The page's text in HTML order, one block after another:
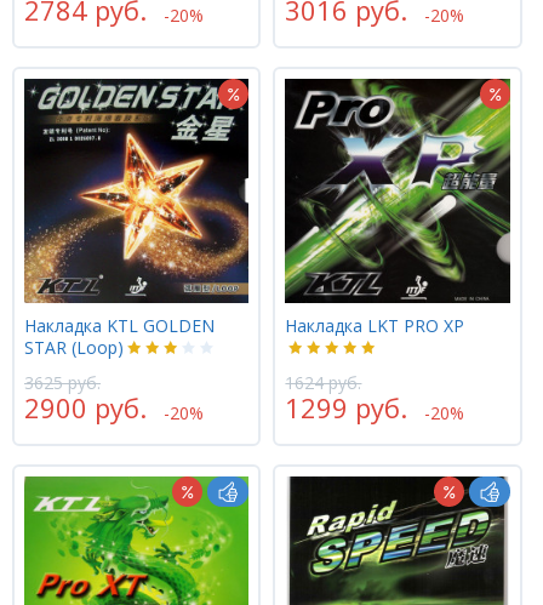
2784 руб. -20% 3016 руб. -20%
Накладка KTL GOLDEN
STAR (Loop)
3625 руб.
2900 руб. -20%
Накладка LKT PRO XP
1624 руб.
1299 руб. -20%